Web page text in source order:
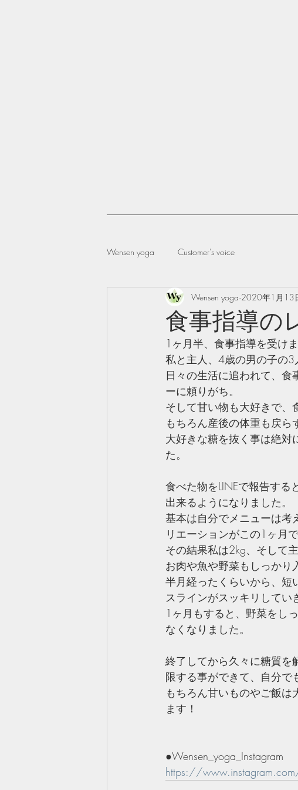
Wensen yoga Customer's voice
食事指導の
Wensen yoga 2020年1月13
1ヶ月半、食事指導を受け
私と主人、4歳の男の子の3
日々の生活に追われて、食
ーに頼りがち。
そして甘い物も大好きで、
もちろん産後の体重も戻ら
大好きな糖を抜く事は絶対
た。
食べた物をLINEで報告す
出来るようになりました。
基本は自分でメニューは考
リエーションがこの1ヶ月
その結果私は2kg、そして
お肉や魚や野菜もしっかり
半月経ったくらいから、短
スラインがスッキリして
1ヶ月もすると、野菜をし
なくなりました。
終了してから久々に糖質を
限する事ができて、自分で
もちろん甘いものやご飯
ます！
●Wensen_yoga_Instagram
https://